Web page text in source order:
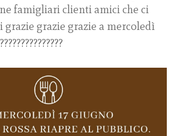
famigliari clienti amici che ci
grazie grazie grazie a mercoledì